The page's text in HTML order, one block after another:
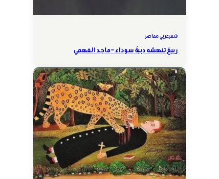
شعر عربي معاصر
ربيعٌ تنهشه دببةٌ سوداء – ماجد الفهمي